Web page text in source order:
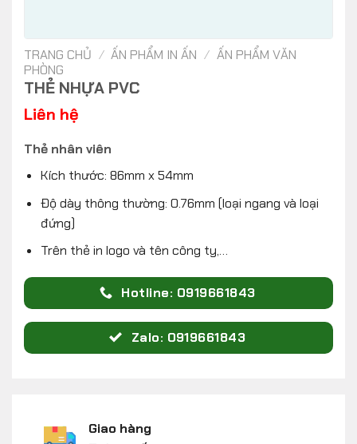
TRANG CHỦ / ẤN PHẨM IN ẤN / ẤN PHẨM VĂN
PHÒNG
THẺ NHỰA PVC
Liên hệ
Thẻ nhân viên
Kích thước: 86mm x 54mm
Độ dày thông thường: 0.76mm (loại ngang và loại
đứng)
Trên thẻ in logo và tên công ty,…
Hotline: 0919661843
Zalo: 0919661843
Giao hàng